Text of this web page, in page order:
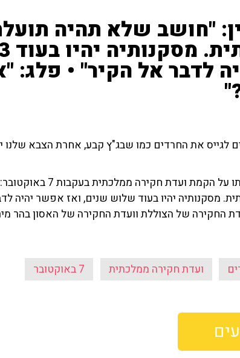
"חושב שלא תהיה
לדבר אל הקיר" • פלג:
לגייס את החרדים כמו שבג"ץ קבע, אחרת הצבא שלנו
עם זאת ביקש לחוות את דעתו על
מסקנותיה יהיו בעוד שלוש שנים, ואז אפשר יהיה
החקירה של הצוללת וועדת החקירה של האסון בהר
ועדת חקירה ממלכתית 7 באוקטובר